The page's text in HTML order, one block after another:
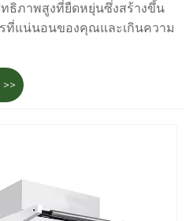
ธิภาพสูงที่ยืดหยุ่นซึ่งสร้างขึ้น
ที่แน่นอนของคุณและเกินความ